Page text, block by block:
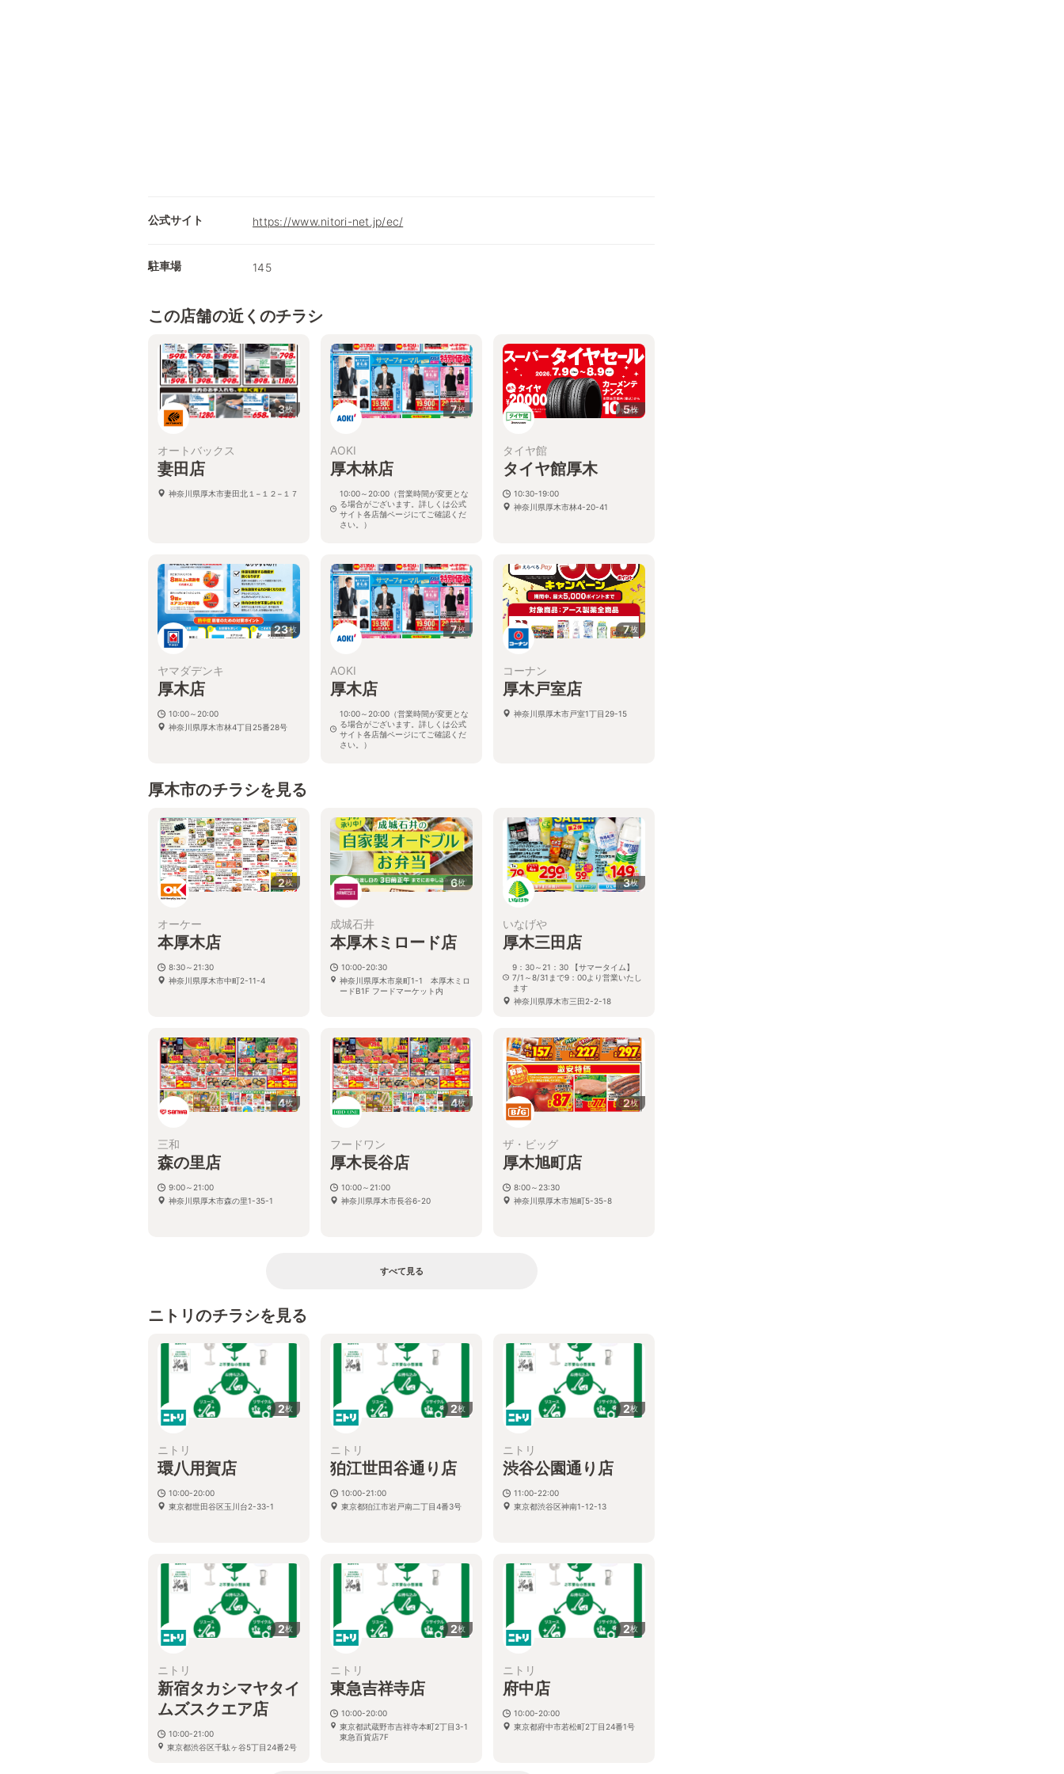
公式サイト https://www.nitori-net.jp/ec/
駐車場 145
この店舗の近くのチラシ
3枚
オートバックス
妻田店
神奈川県厚木市妻田北１−１２−１７
7枚
AOKI
厚木林店
10:00～20:00（営業時間が変更とな
る場合がございます。詳しくは公式
サイト各店舗ページにてご確認くだ
さい。）
5枚
タイヤ館
タイヤ館厚木
10:30-19:00
神奈川県厚木市林4-20-41
23枚
ヤマダデンキ
厚木店
10:00～20:00
神奈川県厚木市林4丁目25番28号
7枚
AOKI
厚木店
10:00～20:00（営業時間が変更とな
る場合がございます。詳しくは公式
サイト各店舗ページにてご確認くだ
さい。）
7枚
コーナン
厚木戸室店
神奈川県厚木市戸室1丁目29-15
厚木市のチラシを見る
2枚
オーケー
本厚木店
8:30～21:30
神奈川県厚木市中町2-11-4
6枚
成城石井
本厚木ミロード店
10:00-20:30
神奈川県厚木市泉町1-1 本厚木ミロ
ードB1F フードマーケット内
3枚
いなげや
厚木三田店
9：30～21：30 【サマータイム】
7/1～8/31まで9：00より営業いたし
ます
神奈川県厚木市三田2-2-18
4枚
三和
森の里店
9:00～21:00
神奈川県厚木市森の里1-35-1
4枚
フードワン
厚木長谷店
10:00～21:00
神奈川県厚木市長谷6-20
2枚
ザ・ビッグ
厚木旭町店
8:00～23:30
神奈川県厚木市旭町5-35-8
すべて見る
ニトリのチラシを見る
2枚
ニトリ
環八用賀店
10:00-20:00
東京都世田谷区玉川台2-33-1
2枚
ニトリ
狛江世田谷通り店
10:00-21:00
東京都狛江市岩戸南二丁目4番3号
2枚
ニトリ
渋谷公園通り店
11:00-22:00
東京都渋谷区神南1-12-13
2枚
ニトリ
新宿タカシマヤタイ
ムズスクエア店
10:00-21:00
東京都渋谷区千駄ヶ谷5丁目24番2号
2枚
ニトリ
東急吉祥寺店
10:00-20:00
東京都武蔵野市吉祥寺本町2丁目3-1
東急百貨店7F
2枚
ニトリ
府中店
10:00-20:00
東京都府中市若松町2丁目24番1号